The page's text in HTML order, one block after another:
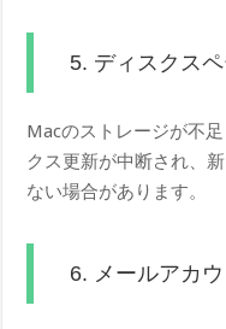
5. ディスクス
Macのストレージが不
クス更新が中断され、
ない場合があります。
6. メールアカ